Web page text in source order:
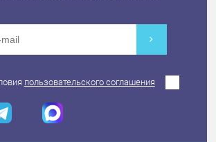
пользовательского соглашения